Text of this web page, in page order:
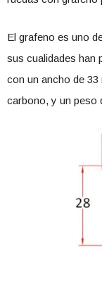
El grafeno es uno
sus cualidades han
con un ancho de
carbono, y un peso